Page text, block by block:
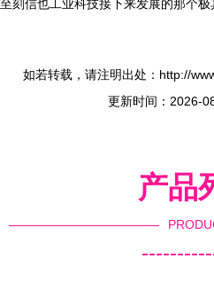
至刻信也工业科技接下来发展的那个极
如若转载，请注明出处：http://
更新时间：2026-
产品